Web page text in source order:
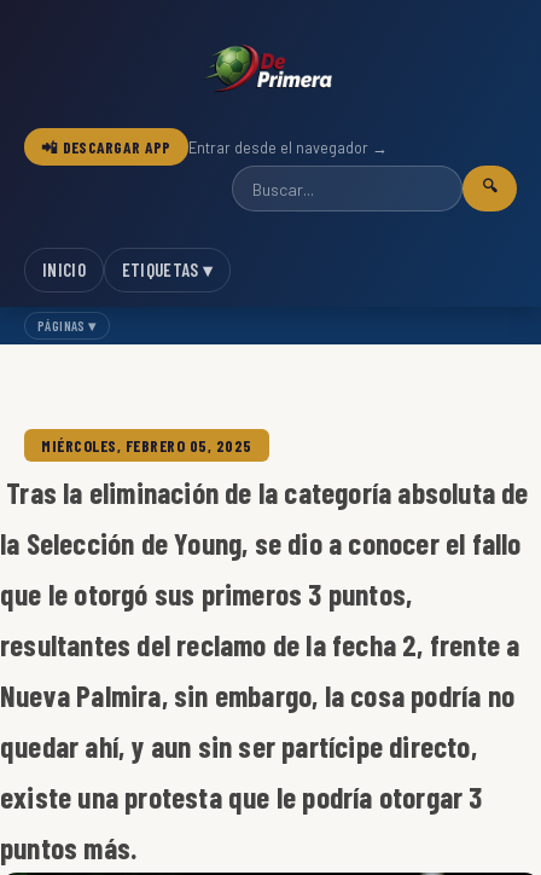
📲 DESCARGAR APP Entrar desde el navegador →
🔍
INICIO ETIQUETAS ▾
PÁGINAS ▾
MIÉRCOLES, FEBRERO 05, 2025
Tras la eliminación de la categoría absoluta de
la Selección de Young, se dio a conocer el fallo
que le otorgó sus primeros 3 puntos,
resultantes del reclamo de la fecha 2, frente a
Nueva Palmira, sin embargo, la cosa podría no
quedar ahí, y aun sin ser partícipe directo,
existe una protesta que le podría otorgar 3
puntos más.